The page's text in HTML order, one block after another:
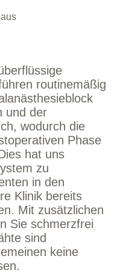
routinemäßig
und der
wodurch die
Phase
hat uns
zu
in den
Klinik bereits
Mit zusätzlichen
Sie schmerzfrei
sind
keine